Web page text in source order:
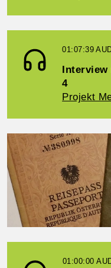
01:07:39
Interview
4
Projekt
01:00:00